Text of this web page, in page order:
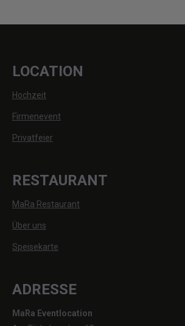
LOCATION
Hochzeit
Firmenevent
Privatfeier
RESTAURANT
MaRa Restaurant
Über uns
Speisekarte
ADRESSE
MaRa Eventlocation